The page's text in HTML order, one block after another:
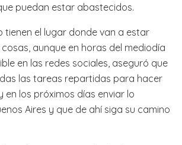
puedan estar abastecidos.
tienen el lugar donde van a estar
aunque en horas del mediodía
en las redes sociales, aseguró que
las tareas repartidas para hacer
en los próximos días enviar lo
Aires y que de ahí siga su camino